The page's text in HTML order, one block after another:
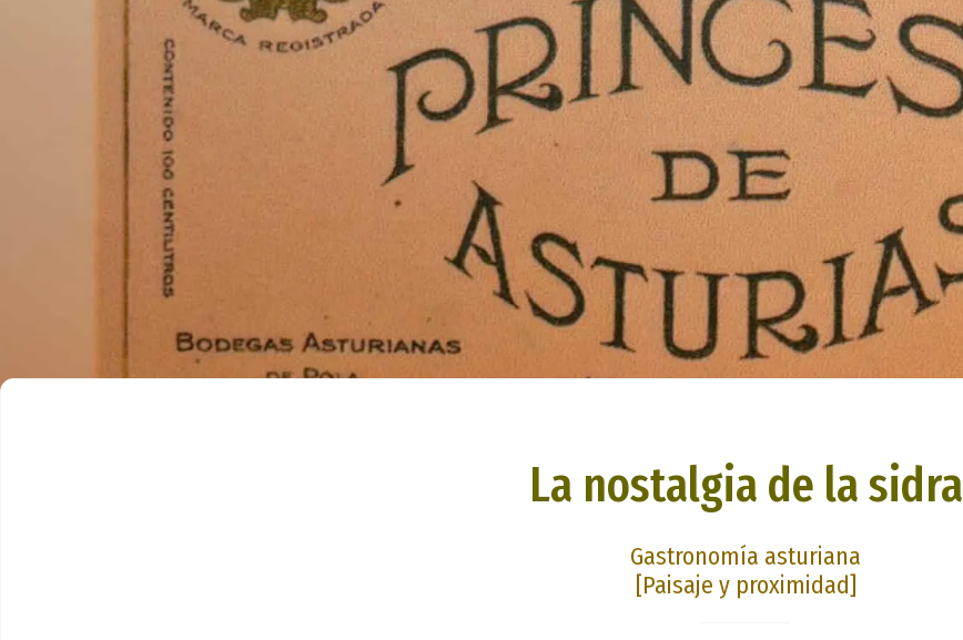
La nostalgia de la sidra
Gastronomía asturiana
[Paisaje y proximidad]